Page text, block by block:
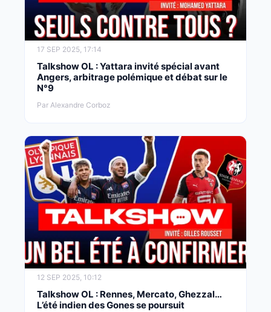
17 SEP 2025, 17:14
Talkshow OL : Yattara invité spécial avant
Angers, arbitrage polémique et débat sur le
N°9
Par Alexandre Corboz
12 SEP 2025, 10:12
Talkshow OL : Rennes, Mercato, Ghezzal…
L’été indien des Gones se poursuit